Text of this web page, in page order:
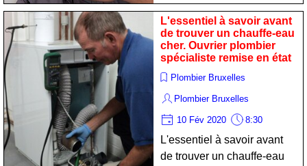
L'essentiel à savoir avant
de trouver un chauffe-eau
cher. Ouvrier plombier
spécialiste remise en état
Plombier Bruxelles
Plombier Bruxelles
10 Fév 2020 8:30
L'essentiel à savoir avant
de trouver un chauffe-eau